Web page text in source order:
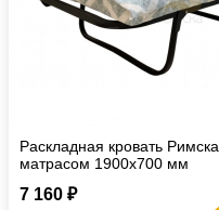
Раскладная кровать
матрасом 1900х700 мм
7 160 ₽